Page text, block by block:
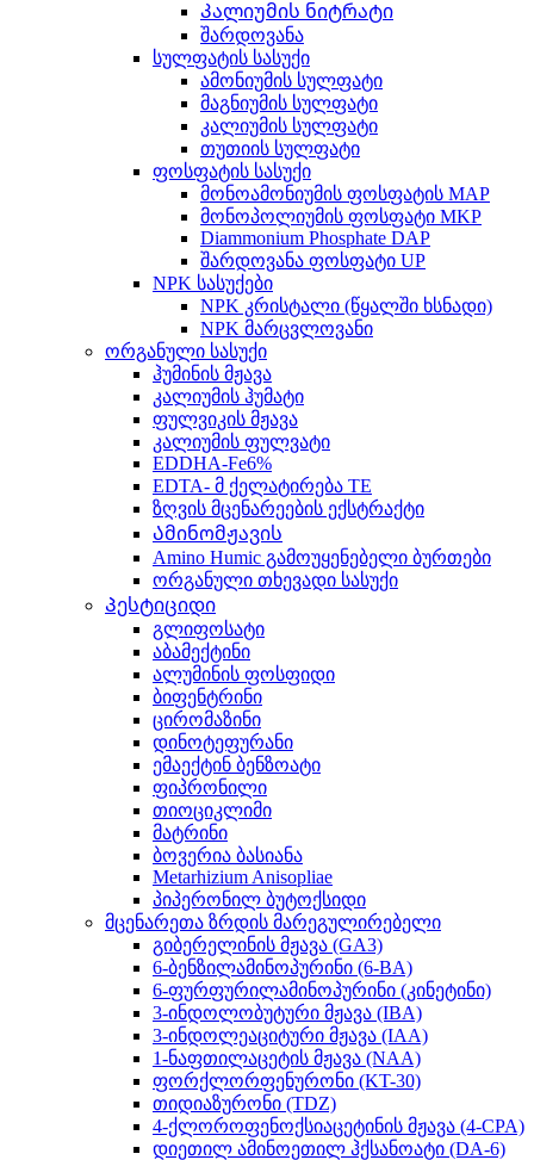
Კალიუმის ნიტრატი
შარდოვანა
სულფატის სასუქი
ამონიუმის სულფატი
მაგნიუმის სულფატი
კალიუმის სულფატი
თუთიის სულფატი
ფოსფატის სასუქი
მონოამონიუმის ფოსფატის MAP
მონოპოლიუმის ფოსფატი MKP
Diammonium Phosphate DAP
შარდოვანა ფოსფატი UP
NPK სასუქები
NPK კრისტალი (წყალში ხსნადი)
NPK მარცვლოვანი
ორგანული სასუქი
ჰუმინის მჟავა
კალიუმის ჰუმატი
ფულვიკის მჟავა
კალიუმის ფულვატი
EDDHA-Fe6%
EDTA- მ ქელატირება TE
ზღვის მცენარეების ექსტრაქტი
Ამინომჟავის
Amino Humic გამოუყენებელი ბურთები
ორგანული თხევადი სასუქი
Პესტიციდი
გლიფოსატი
აბამექტინი
ალუმინის ფოსფიდი
ბიფენტრინი
ცირომაზინი
დინოტეფურანი
ემაექტინ ბენზოატი
ფიპრონილი
თიოციკლიმი
მატრინი
ბოვერია ბასიანა
Metarhizium Anisopliae
პიპერონილ ბუტოქსიდი
მცენარეთა ზრდის მარეგულირებელი
გიბერელინის მჟავა (GA3)
6-ბენზილამინოპურინი (6-BA)
6-ფურფურილამინოპურინი (კინეტინი)
3-ინდოლობუტური მჟავა (IBA)
3-ინდოლეაციტური მჟავა (IAA)
1-ნაფთილაცეტის მჟავა (NAA)
ფორქლორფენურონი (KT-30)
თიდიაზურონი (TDZ)
4-ქლოროფენოქსიაცეტინის მჟავა (4-CPA)
დიეთილ ამინოეთილ ჰქსანოატი (DA-6)